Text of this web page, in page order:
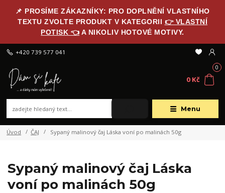
📌 PROSÍME ZÁKAZNÍKY: PRO DOPLNĚNÍ VLASTNÍHO
TEXTU ZVOLTE PRODUKT V KATEGORII 👉 VLASTNÍ
POTISK 👈 A NIKOLIV HOTOVÉ MOTIVY.
Menu
+420 739 577 041
0
0 Kč
Úvod ČAJ Sypaný malinový čaj Láska voní po malinách 50g
Sypaný malinový čaj Láska
voní po malinách 50g